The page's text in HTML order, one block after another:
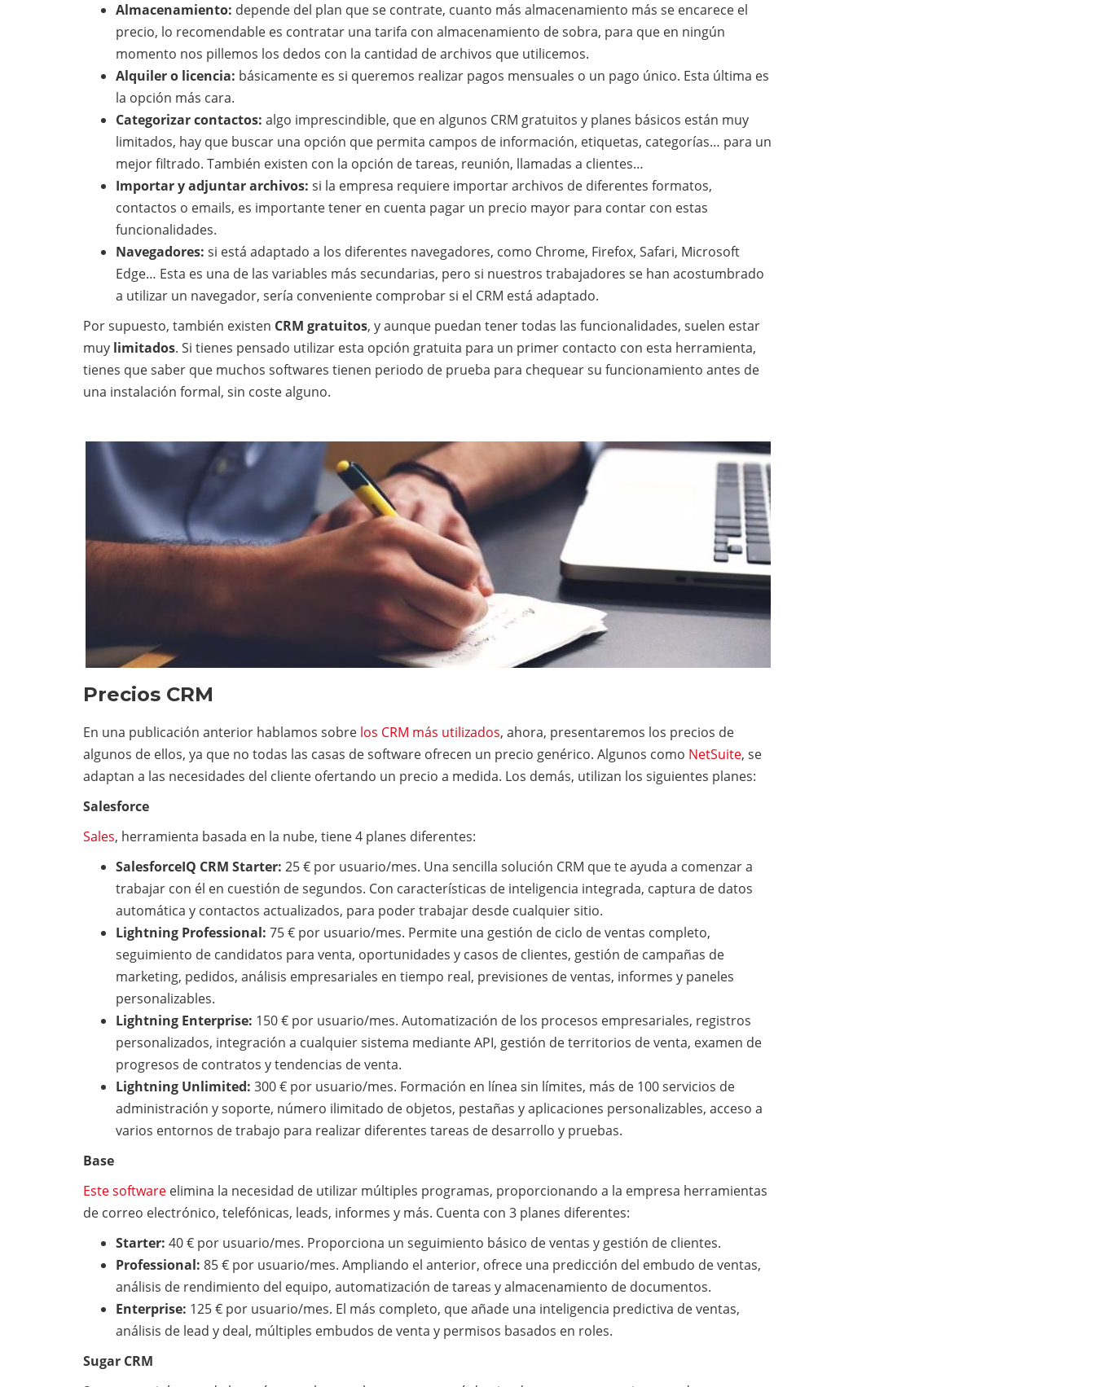
Almacenamiento: depende del plan que se contrate, cuanto más almacenamiento más se encarece el
precio, lo recomendable es contratar una tarifa con almacenamiento de sobra, para que en ningún
momento nos pillemos los dedos con la cantidad de archivos que utilicemos.
Alquiler o licencia: básicamente es si queremos realizar pagos mensuales o un pago único. Esta última es
la opción más cara.
Categorizar contactos: algo imprescindible, que en algunos CRM gratuitos y planes básicos están muy
limitados, hay que buscar una opción que permita campos de información, etiquetas, categorías… para un
mejor filtrado. También existen con la opción de tareas, reunión, llamadas a clientes…
Importar y adjuntar archivos: si la empresa requiere importar archivos de diferentes formatos,
contactos o emails, es importante tener en cuenta pagar un precio mayor para contar con estas
funcionalidades.
Navegadores: si está adaptado a los diferentes navegadores, como Chrome, Firefox, Safari, Microsoft
Edge… Esta es una de las variables más secundarias, pero si nuestros trabajadores se han acostumbrado
a utilizar un navegador, sería conveniente comprobar si el CRM está adaptado.
Por supuesto, también existen CRM gratuitos, y aunque puedan tener todas las funcionalidades, suelen estar
muy limitados. Si tienes pensado utilizar esta opción gratuita para un primer contacto con esta herramienta,
tienes que saber que muchos softwares tienen periodo de prueba para chequear su funcionamiento antes de
una instalación formal, sin coste alguno.
Precios CRM
En una publicación anterior hablamos sobre los CRM más utilizados, ahora, presentaremos los precios de
algunos de ellos, ya que no todas las casas de software ofrecen un precio genérico. Algunos como NetSuite, se
adaptan a las necesidades del cliente ofertando un precio a medida. Los demás, utilizan los siguientes planes:
Salesforce
Sales, herramienta basada en la nube, tiene 4 planes diferentes:
SalesforceIQ CRM Starter: 25 € por usuario/mes. Una sencilla solución CRM que te ayuda a comenzar a
trabajar con él en cuestión de segundos. Con características de inteligencia integrada, captura de datos
automática y contactos actualizados, para poder trabajar desde cualquier sitio.
Lightning Professional: 75 € por usuario/mes. Permite una gestión de ciclo de ventas completo,
seguimiento de candidatos para venta, oportunidades y casos de clientes, gestión de campañas de
marketing, pedidos, análisis empresariales en tiempo real, previsiones de ventas, informes y paneles
personalizables.
Lightning Enterprise: 150 € por usuario/mes. Automatización de los procesos empresariales, registros
personalizados, integración a cualquier sistema mediante API, gestión de territorios de venta, examen de
progresos de contratos y tendencias de venta.
Lightning Unlimited: 300 € por usuario/mes. Formación en línea sin límites, más de 100 servicios de
administración y soporte, número ilimitado de objetos, pestañas y aplicaciones personalizables, acceso a
varios entornos de trabajo para realizar diferentes tareas de desarrollo y pruebas.
Base
Este software elimina la necesidad de utilizar múltiples programas, proporcionando a la empresa herramientas
de correo electrónico, telefónicas, leads, informes y más. Cuenta con 3 planes diferentes:
Starter: 40 € por usuario/mes. Proporciona un seguimiento básico de ventas y gestión de clientes.
Professional: 85 € por usuario/mes. Ampliando el anterior, ofrece una predicción del embudo de ventas,
análisis de rendimiento del equipo, automatización de tareas y almacenamiento de documentos.
Enterprise: 125 € por usuario/mes. El más completo, que añade una inteligencia predictiva de ventas,
análisis de lead y deal, múltiples embudos de venta y permisos basados en roles.
Sugar CRM